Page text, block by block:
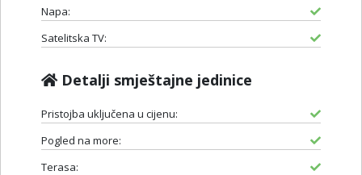
Napa:
Satelitska TV:
Detalji smještajne jedinice
Pristojba uključena u cijenu:
Pogled na more:
Terasa: